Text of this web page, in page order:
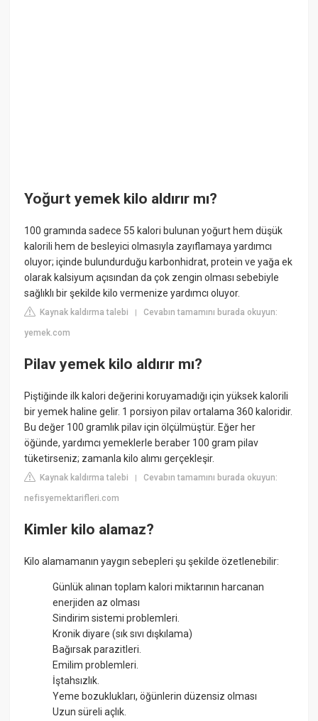
Yoğurt yemek kilo aldırır mı?
100 gramında sadece 55 kalori bulunan yoğurt hem düşük
kalorili hem de besleyici olmasıyla zayıflamaya yardımcı
oluyor; içinde bulundurduğu karbonhidrat, protein ve yağa ek
olarak kalsiyum açısından da çok zengin olması sebebiyle
sağlıklı bir şekilde kilo vermenize yardımcı oluyor.
Kaynak kaldırma talebi |Cevabın tamamını burada okuyun:
yemek.com
Pilav yemek kilo aldırır mı?
Piştiğinde ilk kalori değerini koruyamadığı için yüksek kalorili
bir yemek haline gelir. 1 porsiyon pilav ortalama 360 kaloridir.
Bu değer 100 gramlık pilav için ölçülmüştür. Eğer her
öğünde, yardımcı yemeklerle beraber 100 gram pilav
tüketirseniz; zamanla kilo alımı gerçekleşir.
Kaynak kaldırma talebi |Cevabın tamamını burada okuyun:
nefisyemektarifleri.com
Kimler kilo alamaz?
Kilo alamamanın yaygın sebepleri şu şekilde özetlenebilir:
Günlük alınan toplam kalori miktarının harcanan
enerjiden az olması
Sindirim sistemi problemleri.
Kronik diyare (sık sıvı dışkılama)
Bağırsak parazitleri.
Emilim problemleri.
İştahsızlık.
Yeme bozuklukları, öğünlerin düzensiz olması
Uzun süreli açlık.